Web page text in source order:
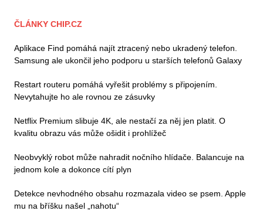
ČLÁNKY CHIP.CZ
Aplikace Find pomáhá najít ztracený nebo ukradený telefon.
Samsung ale ukončil jeho podporu u starších telefonů Galaxy
Restart routeru pomáhá vyřešit problémy s připojením.
Nevytahujte ho ale rovnou ze zásuvky
Netflix Premium slibuje 4K, ale nestačí za něj jen platit. O
kvalitu obrazu vás může ošidit i prohlížeč
Neobvyklý robot může nahradit nočního hlídače. Balancuje na
jednom kole a dokonce cítí plyn
Detekce nevhodného obsahu rozmazala video se psem. Apple
mu na bříšku našel „nahotu“